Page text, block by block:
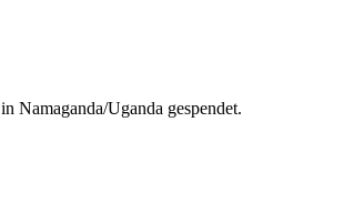
in Namaganda/Uganda gespendet.